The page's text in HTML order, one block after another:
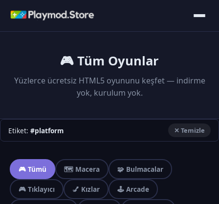
🎮 Tüm Oyunlar
Yüzlerce ücretsiz HTML5 oyununu keşfet — indirme
yok, kurulum yok.
Etiket: #platform ✕ Temizle
🎮 Tümü 🗺️ Macera 🧩 Bulmacalar
🎮 Tıklayıcı 💅 Kızlar 🕹️ Arcade